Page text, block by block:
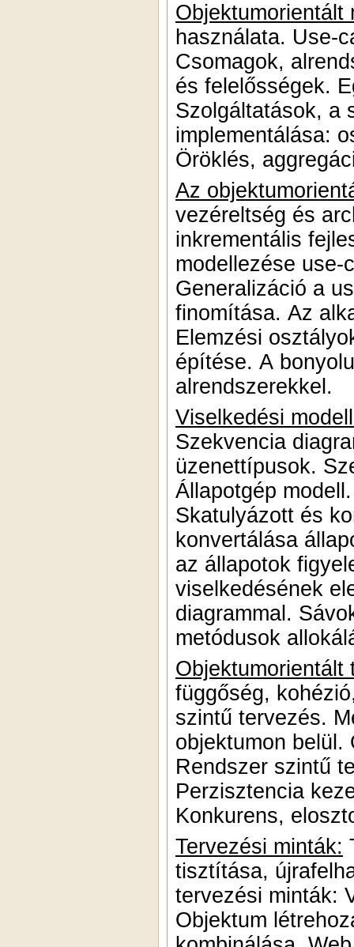
Objektumorientált
használata. Use-
Csomagok,
és felelősségek.
Szolgáltatások, a
implementálása:
Öröklés,
Az
vezéreltség és
inkrementális
modellezése use-
Generalizáció a
finomítása. Az
Elemzési
építése. A
alrendszerekkel.
Viselkedési
Szekvencia
üzenettípusok.
Állapotgép
Skatulyázott és
konvertálása
az állapotok
viselkedésének
diagrammal.
metódusok
Objektumorientált
függőség,
szintű tervezés.
objektumon belül.
Rendszer szintű
Perzisztencia
Konkurens,
Tervezési minták:
tisztítása,
tervezési minták:
Objektum